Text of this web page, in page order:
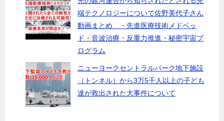
端テクノロジーについて佐野美代子さん
動画まとめ ・先進医療技術メドベッ
ド・音波治療・反重力推進・秘密宇宙プ
ログラム
ニューヨークセントラルパーク地下施設
（トンネル）から3万5千人以上の子ども
達が救出された大事件について